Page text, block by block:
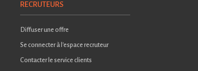
RECRUTEURS
Diffuser une offre
Se connecter à l'espace recruteur
Contacter le service clients